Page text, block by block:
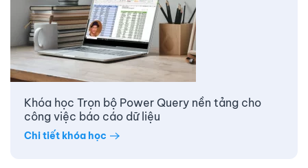
Khóa học Trọn bộ Power Query nền tảng cho
công việc báo cáo dữ liệu
Chi tiết khóa học